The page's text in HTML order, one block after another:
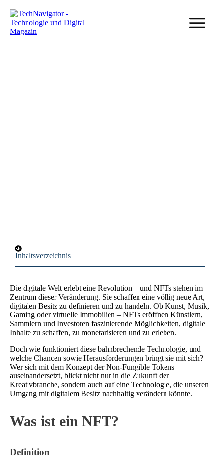
Inhaltsverzeichnis
Die digitale Welt erlebt eine Revolution – und NFTs stehen im
Zentrum dieser Veränderung. Sie schaffen eine völlig neue Art,
digitalen Besitz zu definieren und zu handeln. Ob Kunst, Musik,
Gaming oder virtuelle Immobilien – NFTs eröffnen Künstlern,
Sammlern und Investoren faszinierende Möglichkeiten, digitale
Inhalte zu schaffen, zu monetarisieren und zu erleben.
Doch wie funktioniert diese bahnbrechende Technologie, und
welche Chancen sowie Herausforderungen bringt sie mit sich?
Wer sich mit dem Konzept der Non-Fungible Tokens
auseinandersetzt, blickt nicht nur in die Zukunft der
Kreativbranche, sondern auch auf eine Technologie, die unseren
Umgang mit digitalem Besitz nachhaltig verändern könnte.
Was ist ein NFT?
Definition